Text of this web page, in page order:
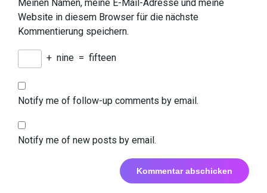
Meinen Namen, meine E-Mail-Adresse und meine
Website in diesem Browser für die nächste
Kommentierung speichern.
+ nine = fifteen
Notify me of follow-up comments by email.
Notify me of new posts by email.